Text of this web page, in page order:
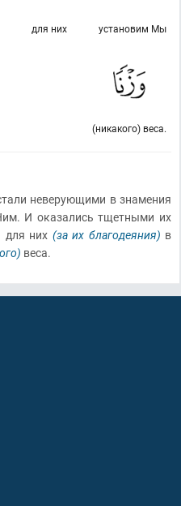
установим Мы
для них
(никакого) веса.
неверующими в знамения
И оказались тщетными их
для них (за их благодеяния) в
веса.